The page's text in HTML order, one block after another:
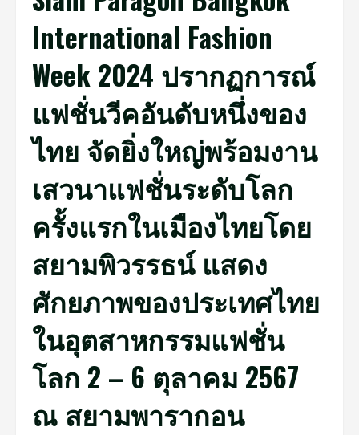
International Fashion
Week 2024 ปรากฏการณ์
แฟชั่นวีคอันดับหนึ่งของ
ไทย จัดยิ่งใหญ่พร้อมงาน
เสวนาแฟชั่นระดับโลก
ครั้งแรกในเมืองไทยโดย
สยามพิวรรธน์ แสดง
ศักยภาพของประเทศไทย
ในอุตสาหกรรมแฟชั่น
โลก 2 – 6 ตุลาคม 2567
ณ สยามพารากอน